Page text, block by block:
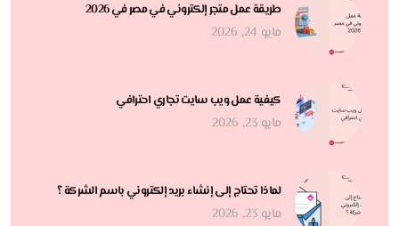
طريقة عمل متجر إلكتروني في مصر في 2026
مايو 24, 2026
كيفية عمل ويب سايت تجاري احترافي
مايو 23, 2026
لماذا تحتاج إلى إنشاء بريد إلكتروني باسم الشركة ؟
مايو 23, 2026